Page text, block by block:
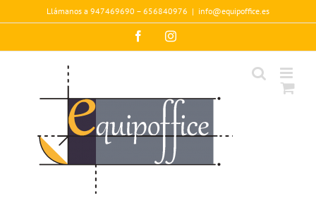
al
Llámanos a 947469690 – 656840976 | info@equipoffice.es
FacebookInstagram